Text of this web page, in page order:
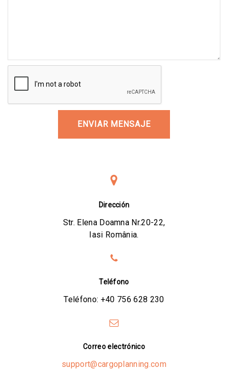
ENVIAR MENSAJE
Dirección
Str. Elena Doamna Nr.20-22,
Iasi România.
Teléfono
Teléfono: +40 756 628 230
Correo electrónico
support@cargoplanning.com